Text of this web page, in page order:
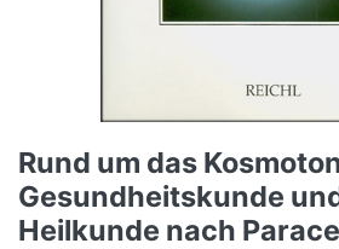
Rund um das
Gesundheitskunde
Heilkunde nach